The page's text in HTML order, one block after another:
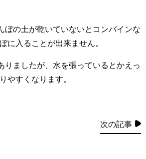
ぼの土が乾いていないとコンバインな
に入ることが出来ません。
りましたが、水を張っているとかえっ
やすくなります。
次の記事